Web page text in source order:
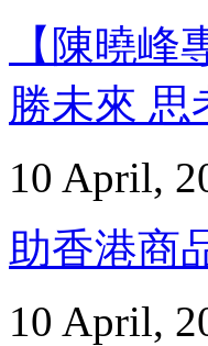
【陳曉
勝未來 思
10 April,
助香港商
10 April,